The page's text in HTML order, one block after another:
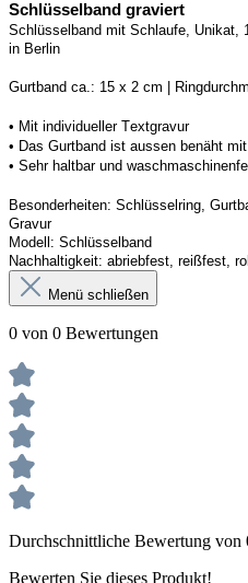
Schlüsselband graviert
Schlüsselband mit Schlaufe, Unikat,
in Berlin
Gurtband ca.: 15 x 2 cm |
• Mit individueller Textgravur
• Das Gurtband ist aussen benäht
• Sehr haltbar und
Besonderheiten: Schlüsselring,
Gravur
Modell: Schlüsselband
Nachhaltigkeit: abriebfest, reißfest,
Menü schließen
0 von 0 Bewertungen
Durchschnittliche Bewertung von
Bewerten Sie dieses Produkt!